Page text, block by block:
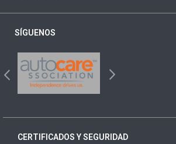
SÍGUENOS
CERTIFICADOS Y SEGURIDAD